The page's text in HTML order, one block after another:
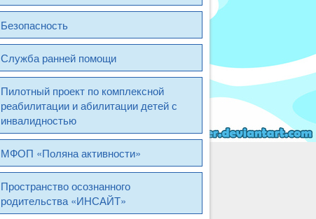
Безопасность
Служба ранней помощи
Пилотный проект по комплексной
реабилитации и абилитации детей с
инвалидностью
МФОП «Поляна активности»
Пространство осознанного
родительства «ИНСАЙТ»